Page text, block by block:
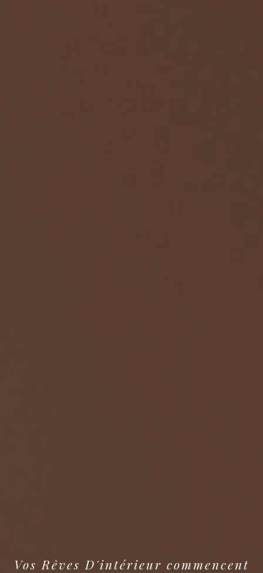
Vos Rêves D'intérieur commencent